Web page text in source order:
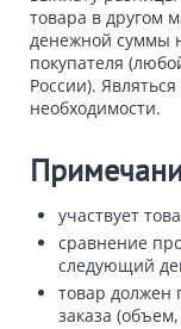
товара в другом
денежной суммы
покупателя
России).
необходимости.
участвует
сравнение
следующий
товар должен
заказа